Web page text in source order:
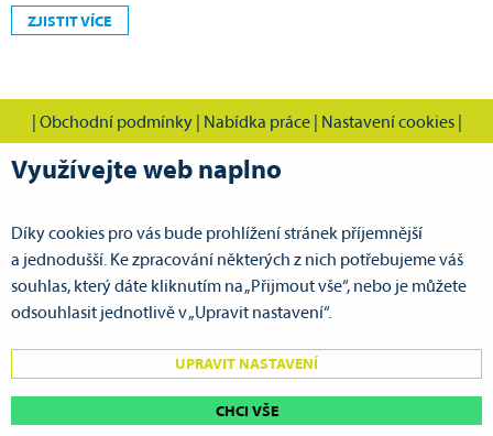
ZJISTIT VÍCE
Obchodní podmínky| Nabídka práce| Nastavení cookies|
Doubravická 386
tel.:+420 725 743 514
+420 725 596 817 | e-mail:
www.cvok.cz| e-mail:pujcovna@cvok.cz
Využívejte web naplno
Díky cookies pro vás bude prohlížení stránek příjemnější
a jednodušší. Ke zpracování některých z nich potřebujeme váš
souhlas, který dáte kliknutím na „Přijmout vše“, nebo je můžete
odsouhlasit jednotlivě v „Upravit nastavení“.
UPRAVIT NASTAVENÍ
CHCI VŠE